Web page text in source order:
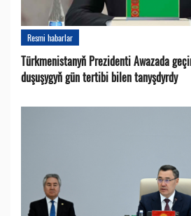
Resmi habarlar
Türkmenistanyň Prezidenti Awazada
duşuşygyň gün tertibi bilen tanyşdyrdy